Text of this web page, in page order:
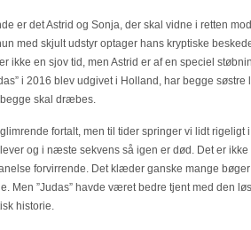
er det Astrid og Sonja, der skal vidne i retten
med skjult udstyr optager hans kryptiske
ikke en sjov tid, men Astrid er af en speciel
i 2016 blev udgivet i Holland, har begge
skal dræbes.
fortalt, men til tider springer vi lidt
og i næste sekvens så igen er død. Det er
forvirrende. Det klæder ganske mange
Men ”Judas” havde været bedre tjent med den
historie.